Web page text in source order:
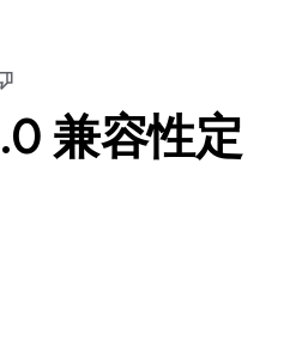
.0 兼容性定